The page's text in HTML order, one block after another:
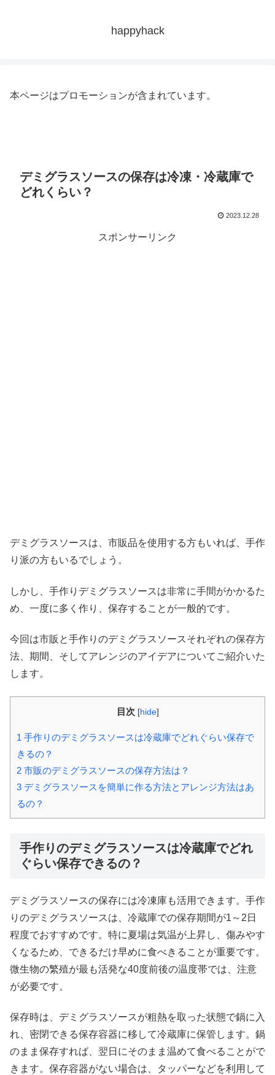
happyhack
本ページはプロモーションが含まれています。
デミグラスソースの保存は冷凍・冷蔵庫で
どれくらい？
2023.12.28
スポンサーリンク
デミグラスソースは、市販品を使用する方もいれば、手作
り派の方もいるでしょう。
しかし、手作りデミグラスソースは非常に手間がかかるた
め、一度に多く作り、保存することが一般的です。
今回は市販と手作りのデミグラスソースそれぞれの保存方
法、期間、そしてアレンジのアイデアについてご紹介いた
します。
目次 [hide]
1 手作りのデミグラスソースは冷蔵庫でどれぐらい保存で
きるの？
2 市販のデミグラスソースの保存方法は？
3 デミグラスソースを簡単に作る方法とアレンジ方法はあ
るの？
手作りのデミグラスソースは冷蔵庫でどれ
ぐらい保存できるの？
デミグラスソースの保存には冷凍庫も活用できます。手作
りのデミグラスソースは、冷蔵庫での保存期間が1～2日
程度でおすすめです。特に夏場は気温が上昇し、傷みやす
くなるため、できるだけ早めに食べきることが重要です。
微生物の繁殖が最も活発な40度前後の温度帯では、注意
が必要です。
保存時は、デミグラスソースが粗熱を取った状態で鍋に入
れ、密閉できる保存容器に移して冷蔵庫に保管します。鍋
のまま保存すれば、翌日にそのまま温めて食べることがで
きます。保存容器がない場合は、タッパーなどを利用して